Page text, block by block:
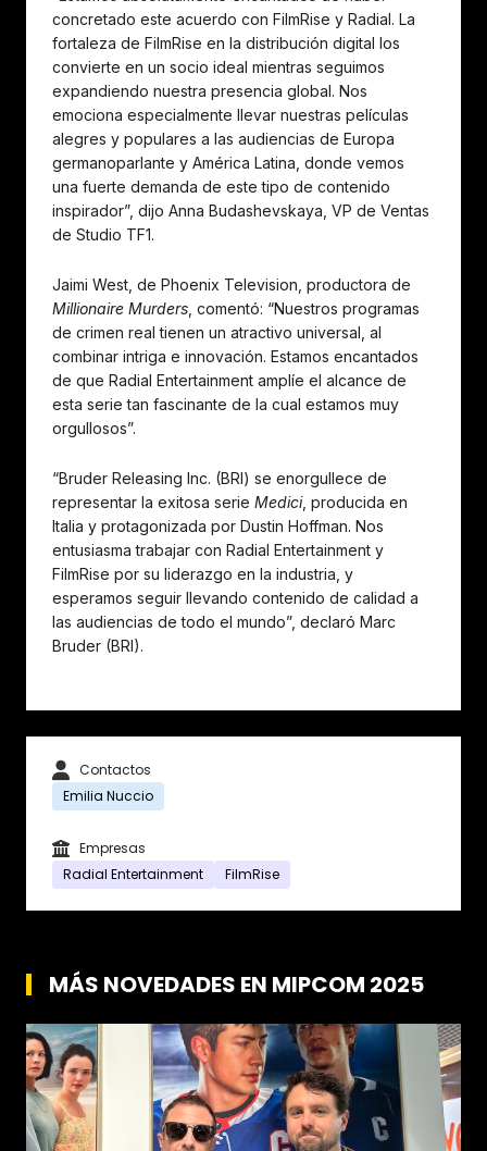
concretado este acuerdo con FilmRise y Radial. La
fortaleza de FilmRise en la distribución digital los
convierte en un socio ideal mientras seguimos
expandiendo nuestra presencia global. Nos
emociona especialmente llevar nuestras películas
alegres y populares a las audiencias de Europa
germanoparlante y América Latina, donde vemos
una fuerte demanda de este tipo de contenido
inspirador”, dijo Anna Budashevskaya, VP de Ventas
de Studio TF1.
Jaimi West, de Phoenix Television, productora de
Millionaire Murders , comentó: “Nuestros programas
de crimen real tienen un atractivo universal, al
combinar intriga e innovación. Estamos encantados
de que Radial Entertainment amplíe el alcance de
esta serie tan fascinante de la cual estamos muy
orgullosos”.
“Bruder Releasing Inc. (BRI) se enorgullece de
representar la exitosa serie Medici, producida en
Italia y protagonizada por Dustin Hoffman. Nos
entusiasma trabajar con Radial Entertainment y
FilmRise por su liderazgo en la industria, y
esperamos seguir llevando contenido de calidad a
las audiencias de todo el mundo”, declaró Marc
Bruder (BRI).
Contactos
Emilia Nuccio
Empresas
Radial Entertainment
FilmRise
MÁS NOVEDADES EN MIPCOM 2025